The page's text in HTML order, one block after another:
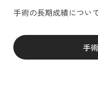
手術の長期成績につい
手